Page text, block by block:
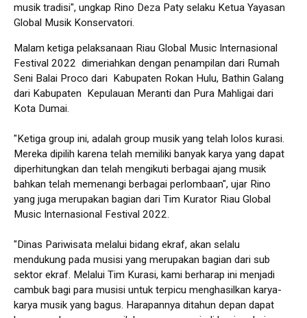
musik tradisi", ungkap Rino Deza Paty selaku Ketua Yayasan
Global Musik Konservatori.
Malam ketiga pelaksanaan Riau Global Music Internasional
Festival 2022 dimeriahkan dengan penampilan dari Rumah
Seni Balai Proco dari Kabupaten Rokan Hulu, Bathin Galang
dari Kabupaten Kepulauan Meranti dan Pura Mahligai dari
Kota Dumai.
"Ketiga group ini, adalah group musik yang telah lolos kurasi.
Mereka dipilih karena telah memiliki banyak karya yang dapat
diperhitungkan dan telah mengikuti berbagai ajang musik
bahkan telah memenangi berbagai perlombaan", ujar Rino
yang juga merupakan bagian dari Tim Kurator Riau Global
Music Internasional Festival 2022.
"Dinas Pariwisata melalui bidang ekraf, akan selalu
mendukung pada musisi yang merupakan bagian dari sub
sektor ekraf. Melalui Tim Kurasi, kami berharap ini menjadi
cambuk bagi para musisi untuk terpicu menghasilkan karya-
karya musik yang bagus. Harapannya ditahun depan dapat